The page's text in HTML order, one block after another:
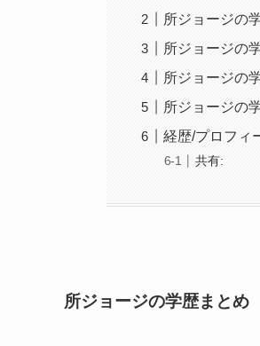
所ジョージの
所ジョージの
所ジョージの
所ジョージの
経歴/プロフィ
共有:
所ジョージの学歴まとめ